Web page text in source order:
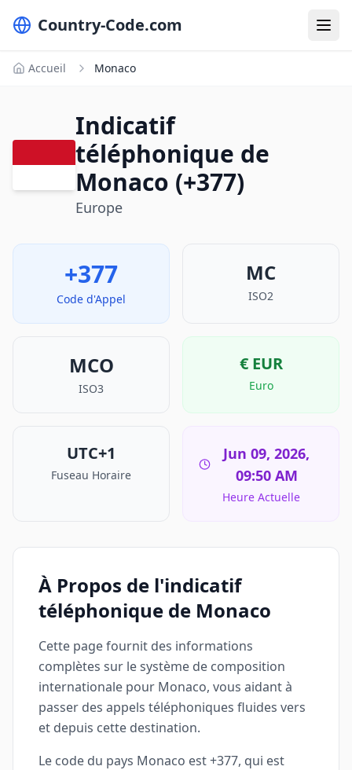
Country-Code.com
Accueil Monaco
Indicatif
téléphonique de
Monaco (+377)
Europe
+377
Code d'Appel
MC
ISO2
MCO
ISO3
€ EUR
Euro
UTC+1
Fuseau Horaire
Jun 09, 2026,
09:50 AM
Heure Actuelle
À Propos de l'indicatif
téléphonique de Monaco
Cette page fournit des informations
complètes sur le système de composition
internationale pour Monaco, vous aidant à
passer des appels téléphoniques fluides vers
et depuis cette destination.
Le code du pays Monaco est +377, qui est